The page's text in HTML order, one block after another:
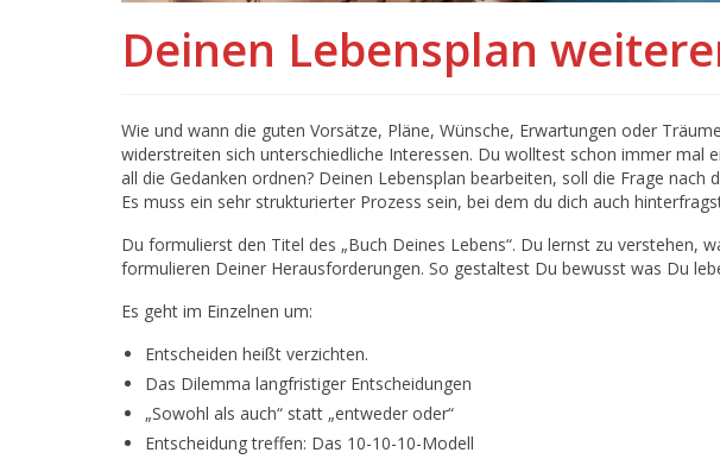
Deinen Lebensplan
Wie und wann die guten Vorsätze, Pläne, Wünsche, Erwartungen oder
widerstreiten sich unterschiedliche Interessen. Du wolltest schon immer mal
all die Gedanken ordnen? Deinen Lebensplan bearbeiten, soll die Frage
Es muss ein sehr strukturierter Prozess sein, bei dem du dich auch
Du formulierst den Titel des „Buch Deines Lebens“. Du lernst zu verstehen,
formulieren Deiner Herausforderungen. So gestaltest Du bewusst was Du
Es geht im Einzelnen um:
Entscheiden heißt verzichten.
Das Dilemma langfristiger Entscheidungen
„Sowohl als auch“ statt „entweder oder“
Entscheidung treffen: Das 10-10-10-Modell